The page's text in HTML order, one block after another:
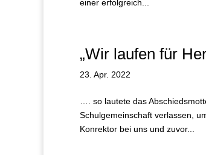
einer erfolgreich...
„Wir laufen für
23. Apr. 2022
…. so lautete das
Schulgemeinschaft verlassen,
Konrektor bei uns und zuvor...